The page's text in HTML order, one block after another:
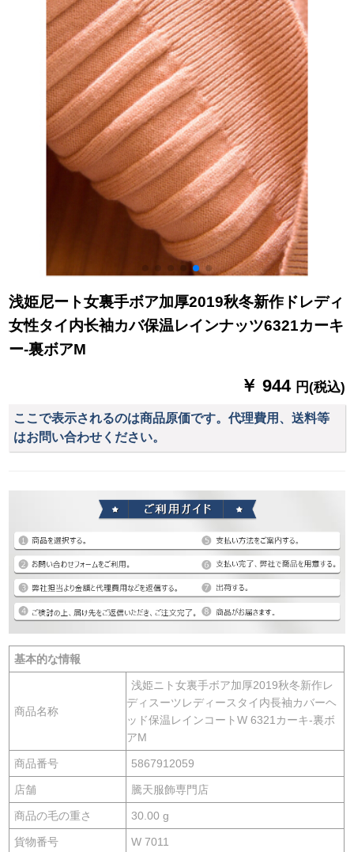
ート-140斤を提案し
ます。
浅姫尼ート女裏手ボア加厚2019秋冬新作ドレディ
女性タイ内长袖カバ保温レインナッツ6321カーキ
ー-裏ボアM
￥ 944 円(税込)
ここで表示されるのは商品原価です。代理費用、送料等
はお問い合わせください。
基本的な情報
商品名称
浅姫ニト女裏手ボア加厚2019秋冬新作レ
ディスーツレディースタイ内長袖カバーヘ
ッド保温レインコートW 6321カーキ-裏ボ
アM
商品番号 5867912059
店舗 騰天服飾専門店
商品の毛の重さ 30.00 g
貨物番号 W 7011